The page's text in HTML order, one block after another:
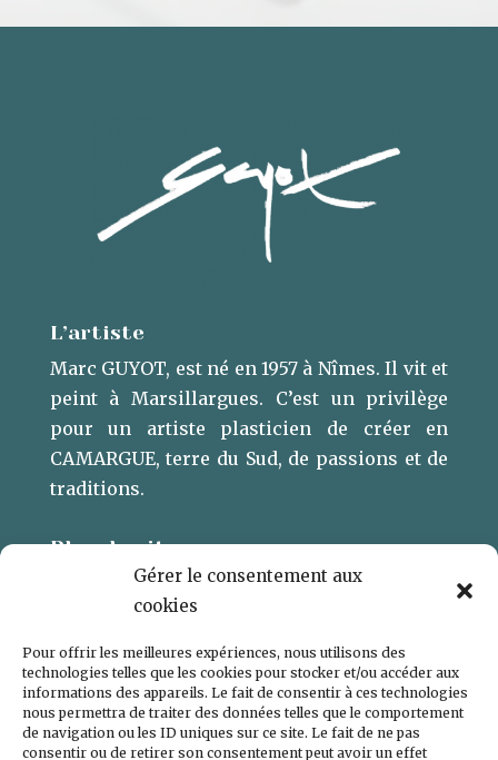
Gérer le consentement aux
cookies
Pour offrir les meilleures expériences, nous utilisons des
technologies telles que les cookies pour stocker et/ou accéder aux
informations des appareils. Le fait de consentir à ces technologies
nous permettra de traiter des données telles que le comportement
de navigation ou les ID uniques sur ce site. Le fait de ne pas
consentir ou de retirer son consentement peut avoir un effet
L’artiste
Marc GUYOT, est né en 1957 à Nîmes. Il vit et
peint à Marsillargues. ​C’est un privilège
pour un artiste plasticien de créer en
CAMARGUE, terre du Sud, de passions et de
traditions.
Plan du site
L’ARTISTE
CONTACT
POLITIQUE DE COOKIES (UE)